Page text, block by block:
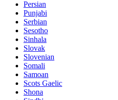
Persian
Punjabi
Serbian
Sesotho
Sinhala
Slovak
Slovenian
Somali
Samoan
Scots Gaelic
Shona